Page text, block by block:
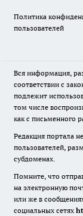
Политика
пользователей
Вся информация,
соответствии с
подлежит
том числе
как с письменного
Редакция портала
пользователей,
субдоменах.
Помните, что
на электронную
или же в
социальных сетях